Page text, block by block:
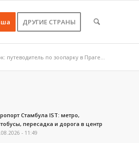
ДРУГИЕ СТРАНЫ
путеводитель по зоопарку в Праге...
Стамбула IST: метро,
пересадка и дорога в центр
- 11:49